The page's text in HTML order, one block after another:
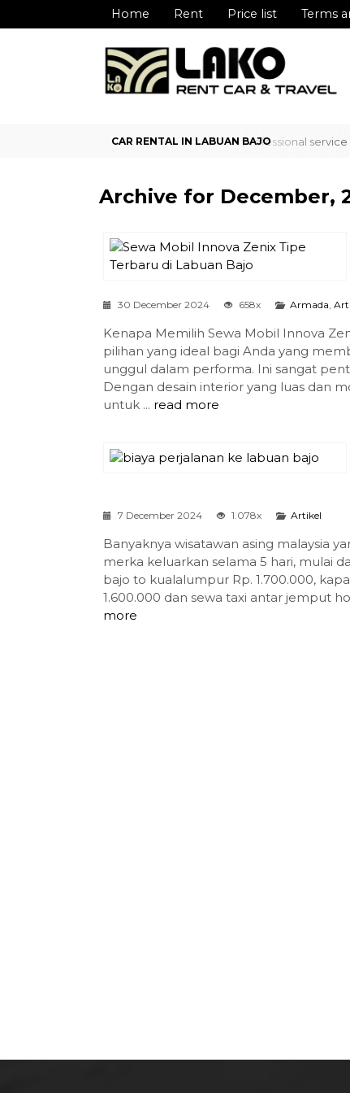
Home Rent Price list Terms
car rental service in Labuan Bajo with professional service
Archive for December,
30 December 2024 658x Armada,
Kenapa Memilih Sewa Mobil Innova
pilihan yang ideal bagi Anda yang
unggul dalam performa. Ini sangat
Dengan desain interior yang luas dan
untuk ... read more
7 December 2024 1.078x Artikel
Banyaknya wisatawan asing malaysia
merka keluarkan selama 5 hari, mulai
bajo to kualalumpur Rp. 1.700.000,
1.600.000 dan sewa taxi antar jemput
more